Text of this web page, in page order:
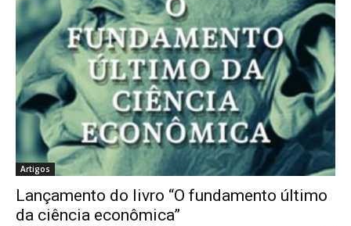
Artigos
Lançamento do livro “O fundamento último
da ciência econômica”